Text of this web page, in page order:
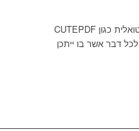
כמו כן תוכל לנסות להדפיס מדפסת וירטואלית כגון CUTEPDF
ולהדפיס דף וירטואלי שיצא כקובץ PDF לכל דבר אשר בו ייתכן